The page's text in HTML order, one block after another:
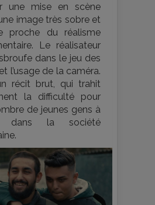
une mise en scène
image très sobre et
proche du réalisme
Le réalisateur
dans le jeu des
l’usage de la caméra.
récit brut, qui trahit
la difficulté pour
de jeunes gens à
dans la société